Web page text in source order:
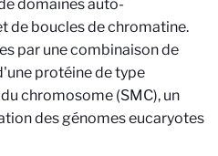
domaines auto-
de boucles de chromatine.
par une combinaison de
protéine de type
chromosome (SMC), un
des génomes eucaryotes